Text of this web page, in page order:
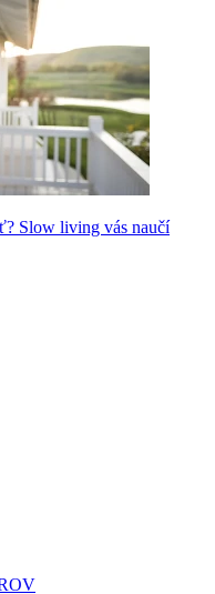
Slow living vás naučí